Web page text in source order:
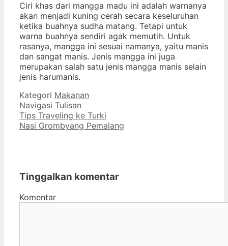
Ciri khas dari mangga madu ini adalah warnanya
akan menjadi kuning cerah secara keseluruhan
ketika buahnya sudha matang. Tetapi untuk
warna buahnya sendiri agak memutih. Untuk
rasanya, mangga ini sesuai namanya, yaitu manis
dan sangat manis. Jenis mangga ini juga
merupakan salah satu jenis mangga manis selain
jenis harumanis.
Kategori Makanan
Navigasi Tulisan
Tips Traveling ke Turki
Nasi Grombyang Pemalang
Tinggalkan komentar
Komentar